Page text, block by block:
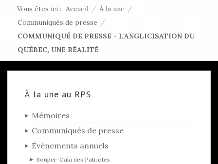
Vous êtes ici : Accueil / À la une /
Communiqués de presse /
COMMUNIQUÉ DE PRESSE - L'ANGLICISATION DU
QUÉBEC, UNE RÉALITÉ
À la une au RPS
Mémoires
Communiqués de presse
Évènements annuels
Souper-Gala des Patriotes